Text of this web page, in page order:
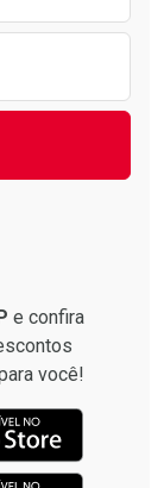
e confira
você!